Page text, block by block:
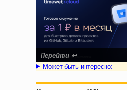
Перейти ↩
Может быть интересно: